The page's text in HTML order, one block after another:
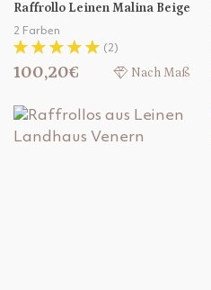
Raffrollo Leinen Malina Beige
2 Farben
(2)
100,20€ Nach Maß